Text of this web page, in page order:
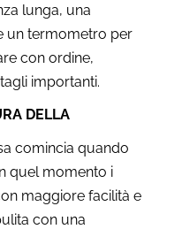
lunga, una
un termometro per
con ordine,
importanti.
DELLA
comincia quando
quel momento i
maggiore facilità e
con una